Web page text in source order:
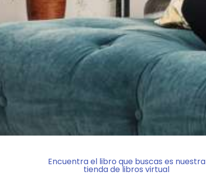
Encuentra el libro que buscas es nuestra
tienda de libros virtual